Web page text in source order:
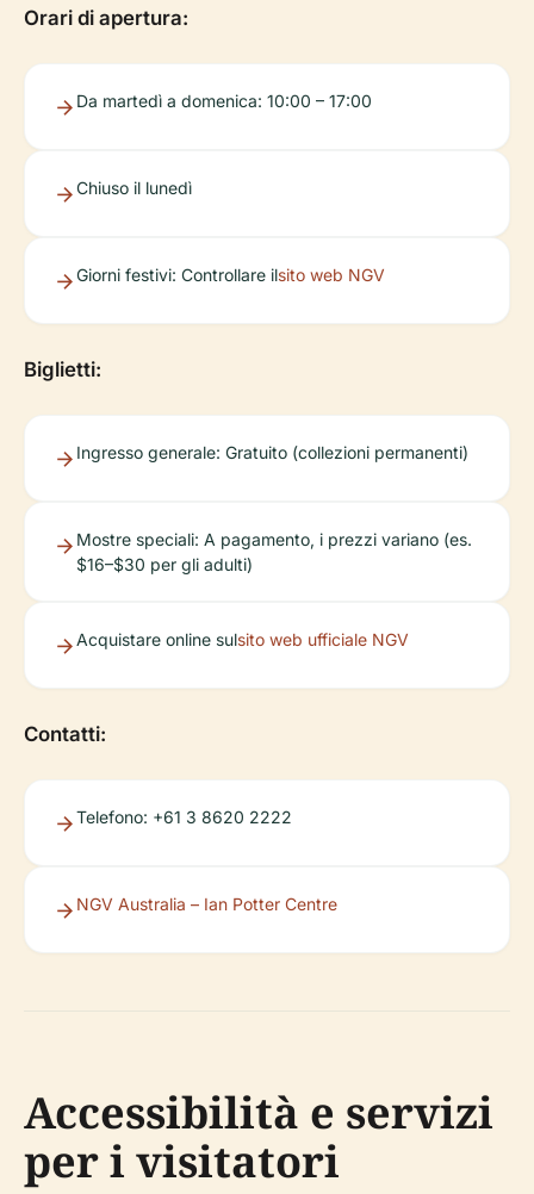
Orari di apertura:
Da martedì a domenica: 10:00 – 17:00
Chiuso il lunedì
Giorni festivi: Controllare ilsito web NGV
Biglietti:
Ingresso generale: Gratuito (collezioni permanenti)
Mostre speciali: A pagamento, i prezzi variano (es.
$16–$30 per gli adulti)
Acquistare online sulsito web ufficiale NGV
Contatti:
Telefono: +61 3 8620 2222
NGV Australia – Ian Potter Centre
Accessibilità e servizi
per i visitatori